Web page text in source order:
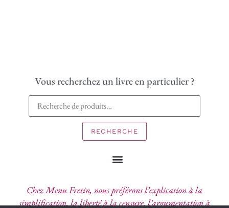
Vous recherchez un livre en particulier ?
RECHERCHE
Chez Menu Fretin, nous préférons l’explication à la
simplification, la liberté à la censure, l’argumentation à